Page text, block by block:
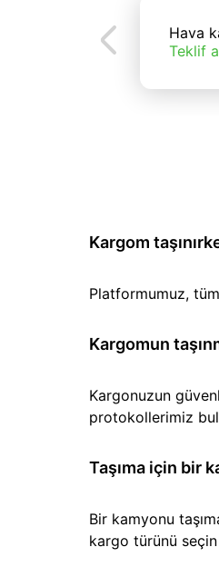
Hava
Teklif
Kargom
Platformumuz,
Kargomun
Kargonuzun
protokollerimiz
Taşıma için bir
Bir kamyonu
kargo türünü